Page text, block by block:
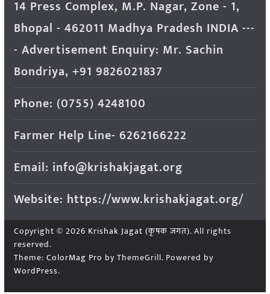
14 Press Complex, M.P. Nagar, Zone - 1,
Bhopal - 462011 Madhya Pradesh INDIA ---
- Advertisement Enquiry: Mr. Sachin
Bondriya, +91 9826021837
Phone: (0755) 4248100
Farmer Help Line- 6262166222
Email: info@krishakjagat.org
Website: https://www.krishakjagat.org/
Copyright © 2026 Krishak Jagat (कृषक जगत). All rights
reserved.
Theme: ColorMag Pro by ThemeGrill. Powered by
WordPress.